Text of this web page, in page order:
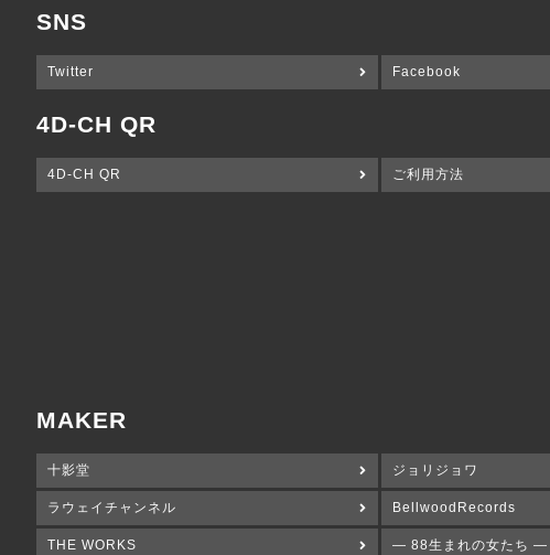
SNS
Twitter Facebook
4D-CH QR
4D-CH QR ご利用方法
MAKER
十影堂 ジョリジョワ
ラウェイチャンネル BellwoodRecords
THE WORKS ― 88生まれの女たち ―